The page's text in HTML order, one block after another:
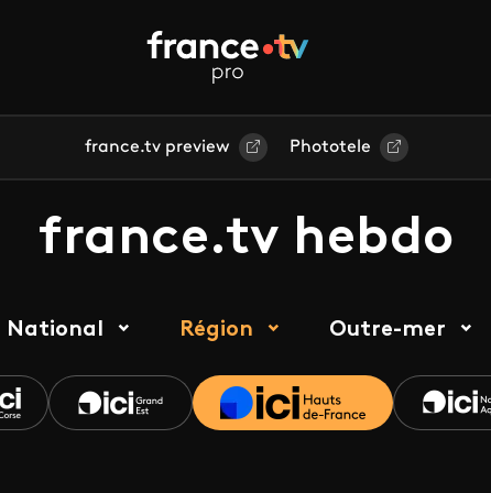
france.tv preview Phototele
france.tv hebdo
National Région Outre-mer